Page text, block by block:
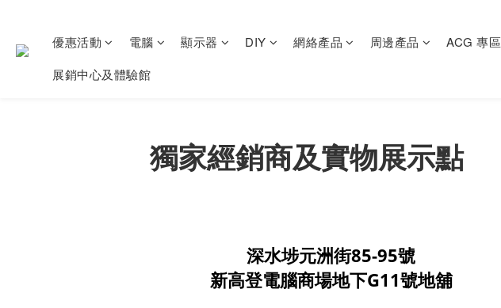
優惠活動 電腦 顯示器 DIY 網絡產品 周邊產品 ACG 專區
展銷中心及體驗館
獨家經銷商及實物展示點
深水埗元洲街85-95號
新高登電腦商場地下G11號地舖